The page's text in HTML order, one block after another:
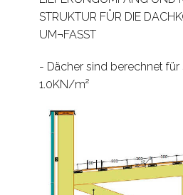
STRUKTUR FÜR DIE
UM¬FASST
- Dächer sind berechnet für
1.0KN/m²